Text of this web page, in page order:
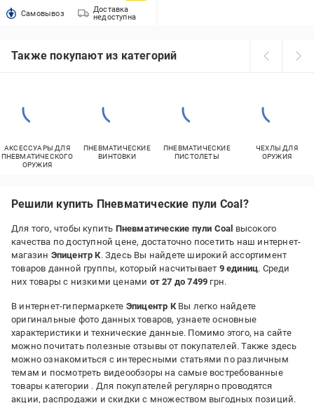
Cамовывоз
Доставка
недоступна
Также покупают из категорий
АКСЕССУАРЫ ДЛЯ
ПНЕВМАТИЧЕСКОГО
ОРУЖИЯ
ПНЕВМАТИЧЕСКИЕ
ВИНТОВКИ
ПНЕВМАТИЧЕСКИЕ
ПИСТОЛЕТЫ
ЧЕХЛЫ ДЛЯ
ОРУЖИЯ
Решили купить Пневматические пули Coal?
Для того, чтобы купить Пневматические пули Coal высокого
качества по доступной цене, достаточно посетить наш интернет-
магазин Эпицентр К. Здесь Вы найдете широкий ассортимент
товаров данной группы, который насчитывает 9 единиц. Среди
них товары с низкими ценами от 27 до 7499 грн.
В интернет-гипермаркете Эпицентр КВы легко найдете
оригинальные фото данных товаров, узнаете основные
характеристики и технические данные. Помимо этого, на сайте
можно почитать полезные отзывы от покупателей. Также здесь
можно ознакомиться с интересными статьями по различным
темам и посмотреть видеообзоры на самые востребованные
товары категории . Для покупателей регулярно проводятся
акции, распродажи и скидки с множеством выгодных позиций.